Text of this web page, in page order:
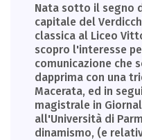
Nata sotto il segno
capitale del
classica al Liceo
scopro l'interesse
comunicazione che
dapprima con una
Macerata, ed in
magistrale in
all'Università di
dinamismo, (e